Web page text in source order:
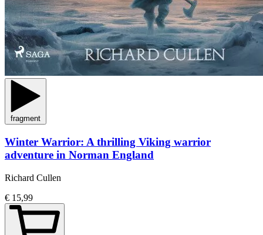
fragment
Winter Warrior: A thrilling Viking warrior
adventure in Norman England
Richard Cullen
€ 15,99